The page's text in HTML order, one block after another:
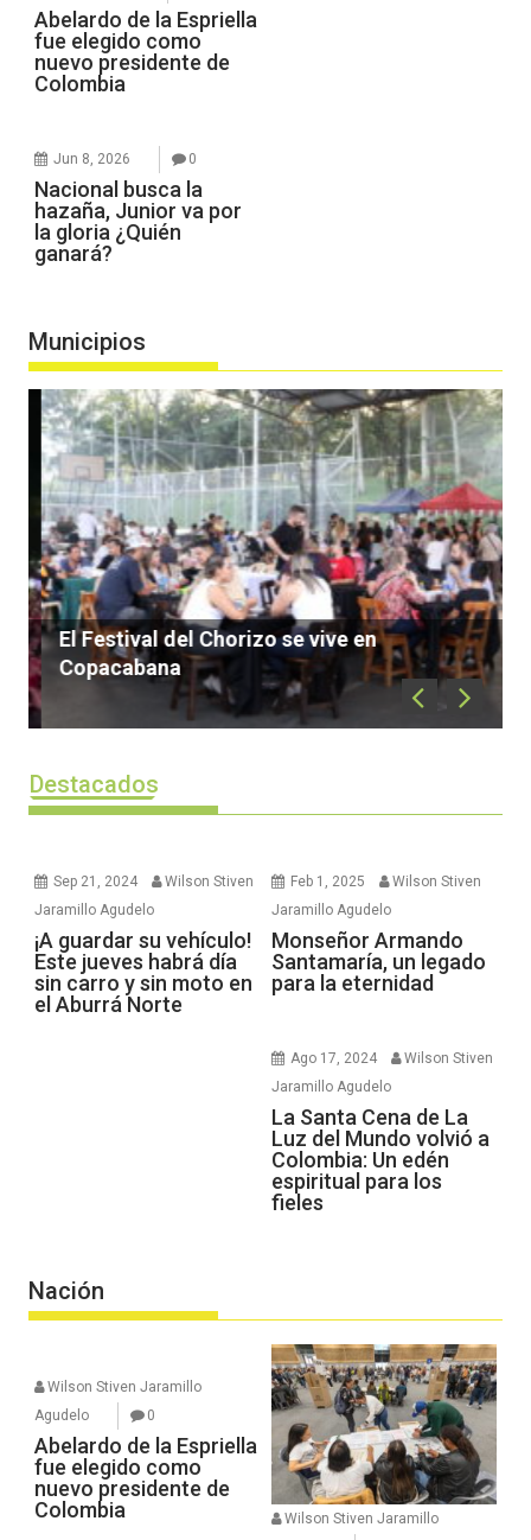
Abelardo de la Espriella
fue elegido como
nuevo presidente de
Colombia
Jun 8, 2026 0
Nacional busca la
hazaña, Junior va por
la gloria ¿Quién
ganará?
Municipios
El Festival del Chorizo se vive en
Copacabana
Destacados
Sep 21, 2024
Wilson Stiven
Jaramillo Agudelo
¡A guardar su vehículo!
Este jueves habrá día
sin carro y sin moto en
el Aburrá Norte
Feb 1, 2025
Wilson Stiven
Jaramillo Agudelo
Monseñor Armando
Santamaría, un legado
para la eternidad
Ago 17, 2024
Wilson Stiven
Jaramillo Agudelo
La Santa Cena de La
Luz del Mundo volvió a
Colombia: Un edén
espiritual para los
fieles
Nación
Wilson Stiven Jaramillo
Agudelo
0
Abelardo de la Espriella
fue elegido como
nuevo presidente de
Colombia
Wilson Stiven Jaramillo